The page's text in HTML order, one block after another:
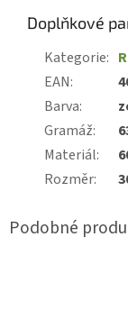
Doplňkové
Kategorie:
EAN:
Barva:
Gramáž:
Materiál:
Rozměr: